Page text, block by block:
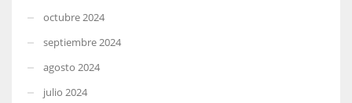
octubre 2024
septiembre 2024
agosto 2024
julio 2024